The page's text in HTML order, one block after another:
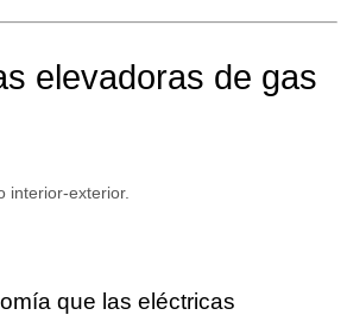
elevadoras de gas
interior-exterior.
que las eléctricas